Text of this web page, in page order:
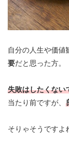
自分の人生や価値
要だと思った方。
失敗はしたくない
当たり前ですが、
そりゃそうですよ